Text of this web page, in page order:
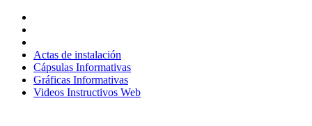
contenido
Actas de instalación
Cápsulas Informativas
Gráficas Informativas
Videos Instructivos Web